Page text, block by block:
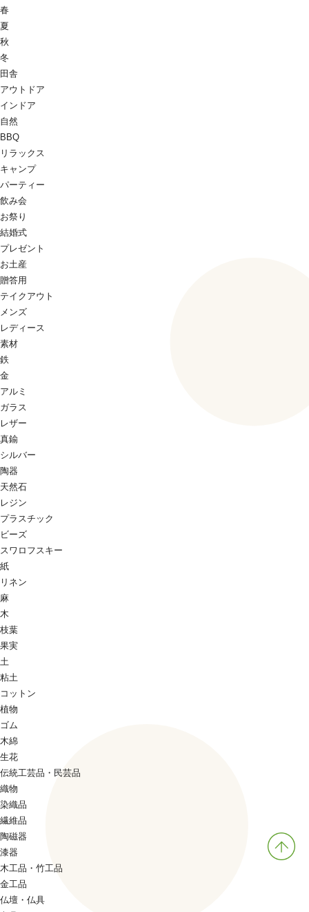
春
夏
秋
冬
田舎
アウトドア
インドア
自然
BBQ
リラックス
キャンプ
パーティー
飲み会
お祭り
結婚式
プレゼント
お土産
贈答用
テイクアウト
メンズ
レディース
素材
鉄
金
アルミ
ガラス
レザー
真鍮
シルバー
陶器
天然石
レジン
プラスチック
ビーズ
スワロフスキー
紙
リネン
麻
木
枝葉
果実
土
粘土
コットン
植物
ゴム
木綿
生花
伝統工芸品・民芸品
織物
染織品
繊維品
陶磁器
漆器
木工品・竹工品
金工品
仏壇・仏具